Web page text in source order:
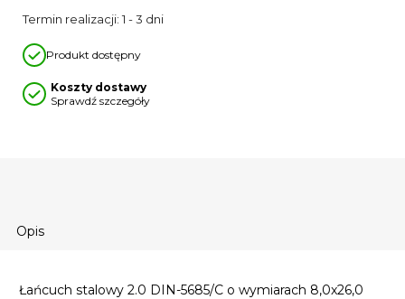
Opis
Łańcuch stalowy 2.0 DIN-5685/C o wymiarach 8,0x26,0
Termin realizacji: 1 - 3 dni
Produkt dostępny
Koszty dostawy
Sprawdź szczegóły